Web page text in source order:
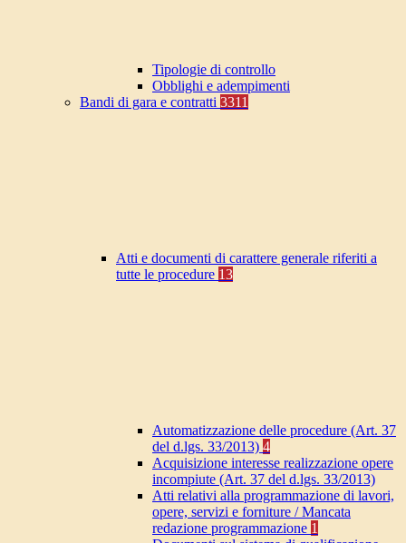
Tipologie di controllo
Obblighi e adempimenti
Bandi di gara e contratti 3311
Atti e documenti di carattere generale riferiti a
tutte le procedure 13
Automatizzazione delle procedure (Art. 37
del d.lgs. 33/2013) 4
Acquisizione interesse realizzazione opere
incompiute (Art. 37 del d.lgs. 33/2013)
Atti relativi alla programmazione di lavori,
opere, servizi e forniture / Mancata
redazione programmazione 1